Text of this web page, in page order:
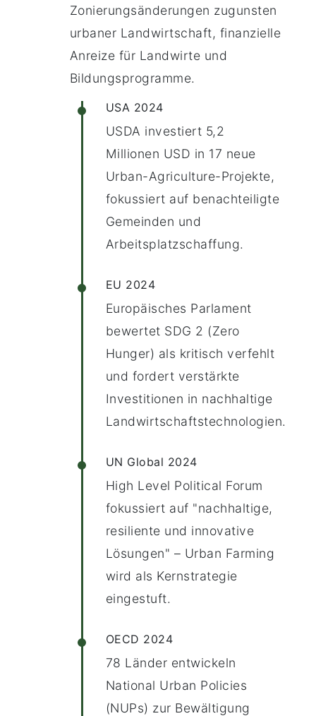
Zonierungsänderungen zugunsten
urbaner Landwirtschaft, finanzielle
Anreize für Landwirte und
Bildungsprogramme.
USA 2024
USDA investiert 5,2
Millionen USD in 17 neue
Urban-Agriculture-Projekte,
fokussiert auf benachteiligte
Gemeinden und
Arbeitsplatzschaffung.
EU 2024
Europäisches Parlament
bewertet SDG 2 (Zero
Hunger) als kritisch verfehlt
und fordert verstärkte
Investitionen in nachhaltige
Landwirtschaftstechnologien.
UN Global 2024
High Level Political Forum
fokussiert auf "nachhaltige,
resiliente und innovative
Lösungen" – Urban Farming
wird als Kernstrategie
eingestuft.
OECD 2024
78 Länder entwickeln
National Urban Policies
(NUPs) zur Bewältigung